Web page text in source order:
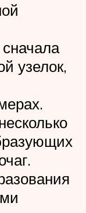
узелок,